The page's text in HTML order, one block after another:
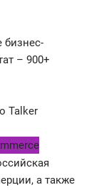
бизнес-
– 900+
Talker
а также